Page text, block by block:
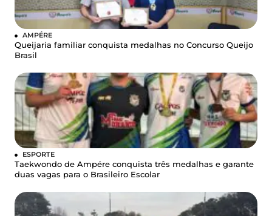
AMPÉRE
Queijaria familiar conquista medalhas no Concurso Queijo
Brasil
ESPORTE
Taekwondo de Ampére conquista três medalhas e garante
duas vagas para o Brasileiro Escolar